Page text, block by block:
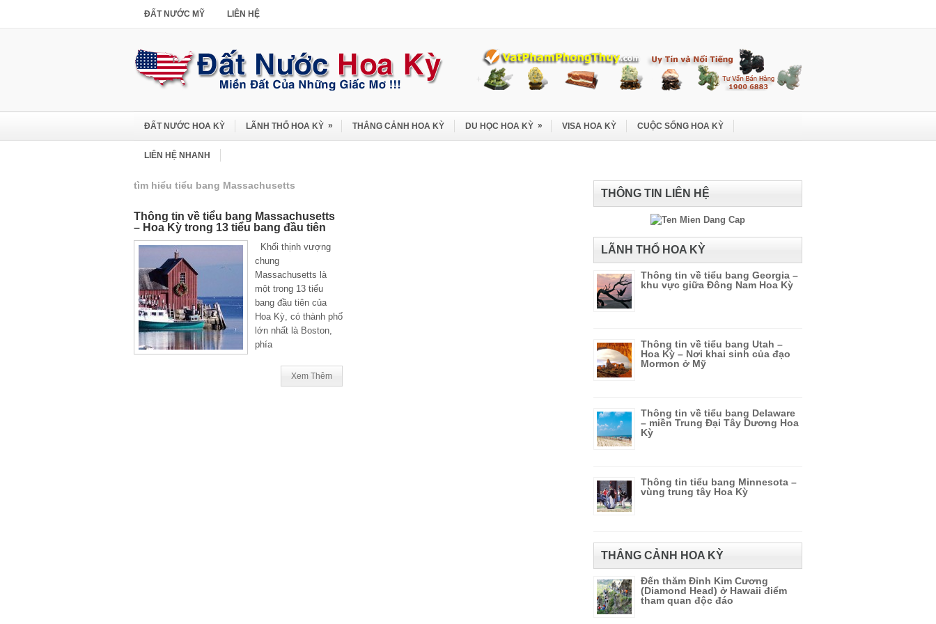
ĐẤT NƯỚC MỸ LIÊN HỆ
ĐẤT NƯỚC HOA KỲ LÃNH THỔ HOA KỲ » THẮNG CẢNH HOA KỲ DU HỌC HOA KỲ » VISA HOA KỲ CUỘC SỐNG HOA KỲ
LIÊN HỆ NHANH
tìm hiểu tiểu bang Massachusetts
Thông tin về tiểu bang Massachusetts
– Hoa Kỳ trong 13 tiểu bang đầu tiên
Khối thịnh vượng
chung
Massachusetts là
một trong 13 tiểu
bang đầu tiên của
Hoa Kỳ, có thành phố
lớn nhất là Boston,
phía
Xem Thêm
THÔNG TIN LIÊN HỆ
LÃNH THỔ HOA KỲ
Thông tin về tiểu bang Georgia –
khu vực giữa Đông Nam Hoa Kỳ
Thông tin về tiểu bang Utah –
Hoa Kỳ – Nơi khai sinh của đạo
Mormon ở Mỹ
Thông tin về tiểu bang Delaware
– miền Trung Đại Tây Dương Hoa
Kỳ
Thông tin tiểu bang Minnesota –
vùng trung tây Hoa Kỳ
THẮNG CẢNH HOA KỲ
Đến thăm Đỉnh Kim Cương
(Diamond Head) ở Hawaii điểm
tham quan độc đáo